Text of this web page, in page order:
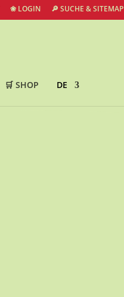
❀ LOGIN 🔎 SUCHE & SITEMAP
🛒 SHOP DE